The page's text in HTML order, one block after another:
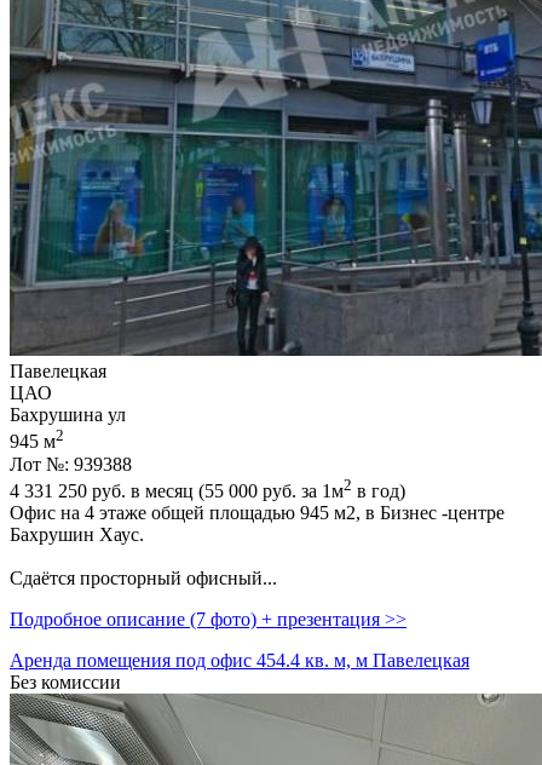
Павелецкая
ЦАО
Бахрушина ул
945 м2
Лот №: 939388
4 331 250 руб. в месяц (55 000 руб. за 1м2 в год)
Офис на 4 этаже общей площадью 945 м2,­ в Бизнес -центре
Бахрушин Хаус.
Сдаётся просторный офисный...
Подробное описание (7 фото) + презентация >>
Аренда помещения под офис 454.4 кв. м, м Павелецкая
Без комиссии